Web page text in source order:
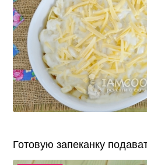
Готовую запеканку